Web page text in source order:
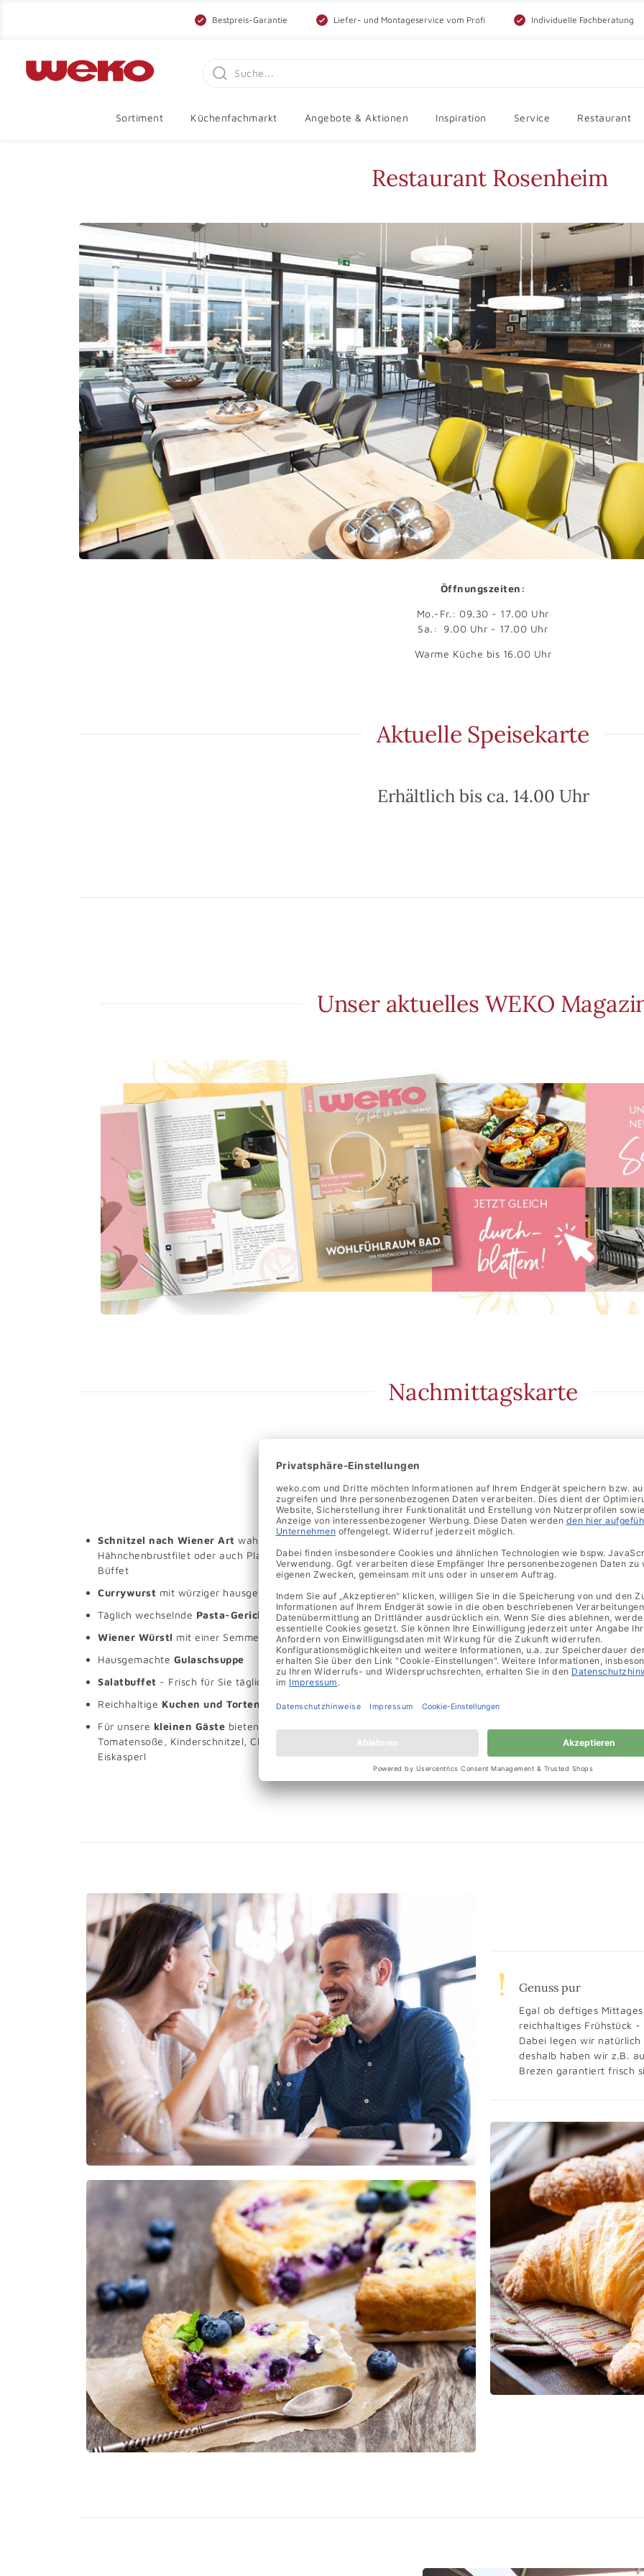
Bestpreis-Garantie Liefer- und Montageservice vom Profi Individuelle Fachberatung
Sortiment Küchenfachmarkt Angebote & Aktionen Inspiration Service Restaurant
Restaurant Rosenheim
Öffnungszeiten:
Mo.-Fr.: 09.30 - 17.00 Uhr
Sa.: 9.00 Uhr - 17.00 Uhr
Warme Küche bis 16.00 Uhr
Aktuelle Speisekarte
Erhältlich bis ca. 14.00 Uhr
Unser aktuelles WEKO
Nachmittagskarte
Schnitzel nach Wiener Art wahlweise von der Schweinelende, vom
Hähnchenbrustfilet oder auch Plant Based mit Pommes frites oder Salat vom
Büffet
Currywurst mit würziger hausgemachter Currysoße und Pommes frites
Täglich wechselnde Pasta-Gerichte
vor Ihren Augen zubereitet
Wiener Würstl mit einer Semmel & Senf
Hausgemachte Gulaschsuppe
Salatbuffet - Frisch für Sie täglich zubereitet
Reichhaltige Kuchen und Tortenauswahl
Für unsere kleinen Gäste bieten wir unter anderem an:
Tomatensoße, Kinderschnitzel, Chicken Nuggets, Wiener Würstl oder ein
Eiskasperl
Genuss pur
Egal ob deftiges
reichhaltiges Frühstück
Dabei legen wir
deshalb haben wir z.B.
Brezen garantiert frisch